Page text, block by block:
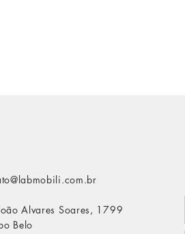
Alvares Soares, 1799
Belo